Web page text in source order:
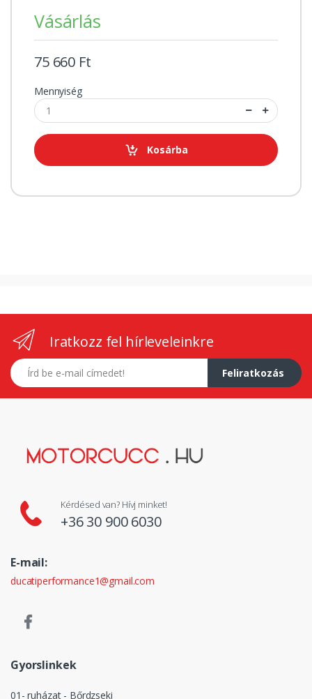
Vásárlás
75 660 Ft
Mennyiség
Kosárba
Iratkozz fel hírleveleinkre
E-mail címed
Feliratkozás
Kérdésed van? Hívj minket!
+36 30 900 6030
E-mail:
ducatiperformance1@gmail.com
Gyorslinkek
01- ruházat - Bőrdzseki